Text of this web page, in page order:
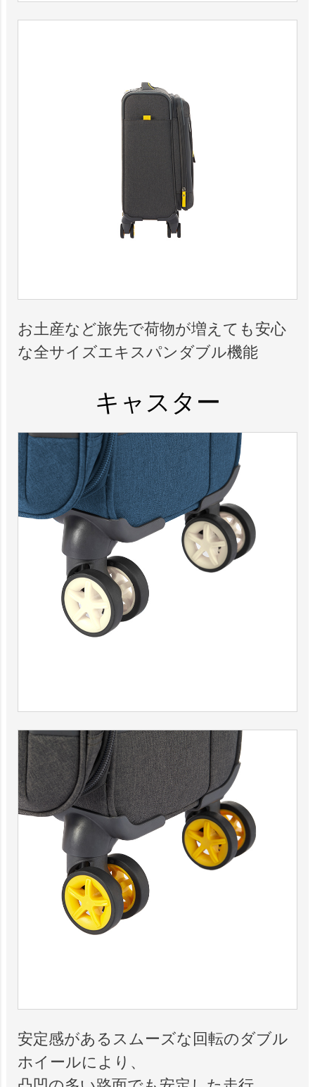
お土産など旅先で荷物が増えても安心
な全サイズエキスパンダブル機能
キャスター
安定感があるスムーズな回転のダブル
ホイールにより、